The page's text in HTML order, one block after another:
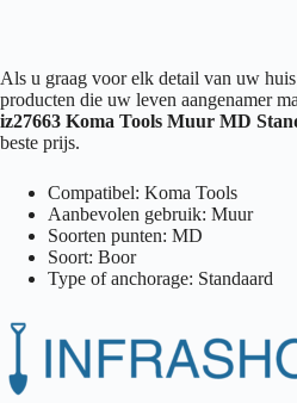
Als u graag voor elk detail van uw
producten die uw leven aangenamer
iz27663 Koma Tools Muur MD
beste prijs.
Compatibel: Koma Tools
Aanbevolen gebruik: Muur
Soorten punten: MD
Soort: Boor
Type of anchorage: Standaard